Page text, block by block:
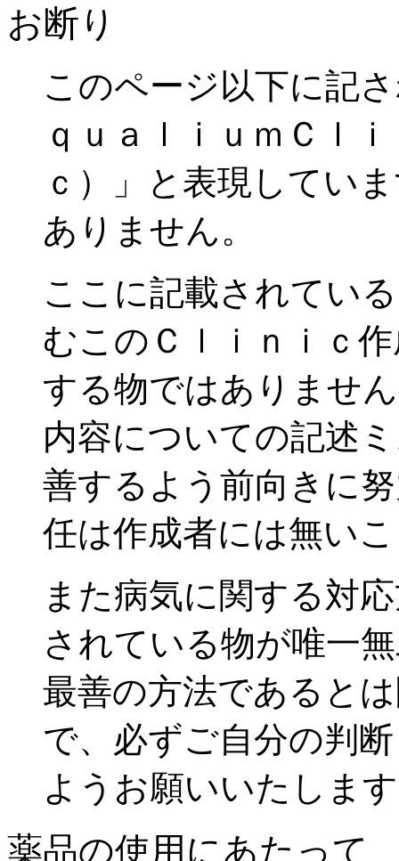
お断り
このページ以下に記
ｑｕａｌｉｕｍＣｌ
ｃ）」と表現してい
ありません。
ここに記載されてい
むこのＣｌｉｎｉｃ
する物ではありませ
内容についての記述
善するよう前向きに
任は作成者には無い
また病気に関する対
されている物が唯一
最善の方法であると
で、必ずご自分の判
ようお願いいたしま
薬品の使用にあたって